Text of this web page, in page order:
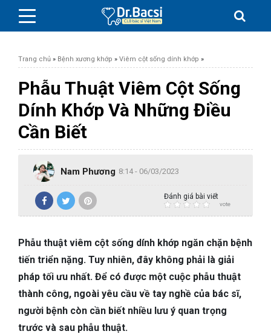
BỆNH DA LIỄU
BỆNH PHỤ KHOA
BỆNH XƯƠNG KHỚP
SỨC KHỎE GIỚI TÍNH
TAI – MŨI – HỌNG
TIÊU HÓA
DA LIỄU THẨM MỸ
Trang chủ » Bệnh xương khớp » Viêm cột sống dính khớp »
Phẫu Thuật Viêm Cột Sống
Dính Khớp Và Những Điều
Cần Biết
Nam Phương 8:14 - 06/03/2023
Đánh giá bài viết
vote
Phẫu thuật viêm cột sống dính khớp ngăn chặn bệnh
tiến triển nặng. Tuy nhiên, đây không phải là giải
pháp tối ưu nhất. Để có được một cuộc phẫu thuật
thành công, ngoài yêu cầu về tay nghề của bác sĩ,
người bệnh còn cần biết nhiều lưu ý quan trọng
trước và sau phẫu thuật.